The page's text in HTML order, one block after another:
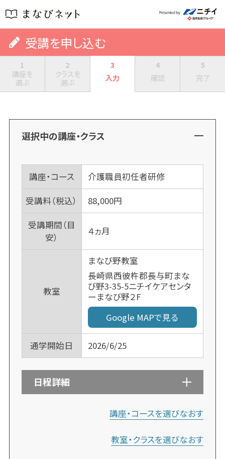
受講を申し込む
1
講座を
選ぶ
2
クラスを
選ぶ
3
入力
4
確認
5
完了
選択中の講座・クラス
講座・コース
介護職員初任者研修
受講料（税込）
88,000円
受講期間（目
安）
４ヵ月
教室
まなび野教室
長崎県西彼杵郡長与町まな
び野3-35-5ニチイケアセンタ
ーまなび野２F
Google MAPで見る
通学開始日 2026/6/25
日程詳細
講座・コースを選びなおす
教室・クラスを選びなおす